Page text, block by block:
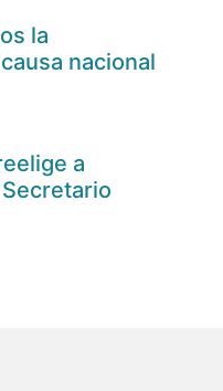
la
nacional
a